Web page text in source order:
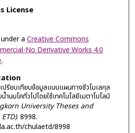
License
a Creative Commons
No Derivative Works 4.0
.
รียบเทียบข้อมูลแบบแผนทางชีวโมเลกุล
นมโคทั่วไปโดยใช้เทคโนโลยีเมตาโบโลมิ
University Theses and
. 8998.
chulaetd/8998